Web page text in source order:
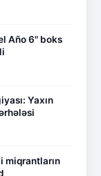
Año 6" boks
Yaxın
miqrantların